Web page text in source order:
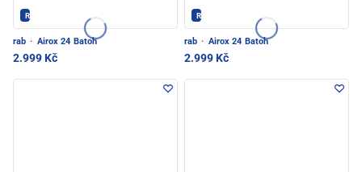
Rab - PEC POD SNĚŽKOU
rab · Airox 24 Batoh
2.999 Kč
Rab - PEC POD SNĚŽKOU
rab · Airox 24 Batoh
2.999 Kč